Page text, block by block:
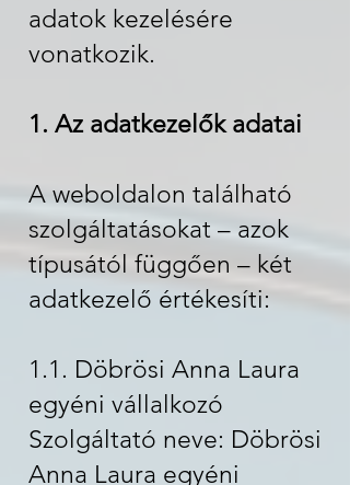
adatok kezelésére
vonatkozik.
1. Az adatkezelők adatai
A weboldalon található
szolgáltatásokat – azok
típusától függően – két
adatkezelő értékesíti:
1.1. Döbrösi Anna Laura
egyéni vállalkozó
Szolgáltató neve: Döbrösi
Anna Laura egyéni